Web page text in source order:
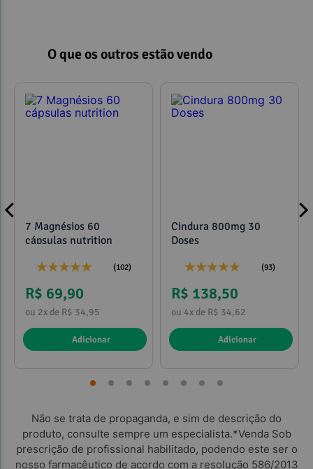
O que os outros estão vendo
7 Magnésios 60
cápsulas nutrition
(102)
R$ 69,90
ou 2x de R$ 34,95
Adicionar
Cindura 800mg 30
Doses
(93)
R$ 138,50
ou 4x de R$ 34,62
Adicionar
Não se trata de propaganda, e sim de descrição do
produto, consulte sempre um especialista.*Venda Sob
prescrição de profissional habilitado, podendo este ser o
nosso farmacêutico de acordo com a resolução 586/2013